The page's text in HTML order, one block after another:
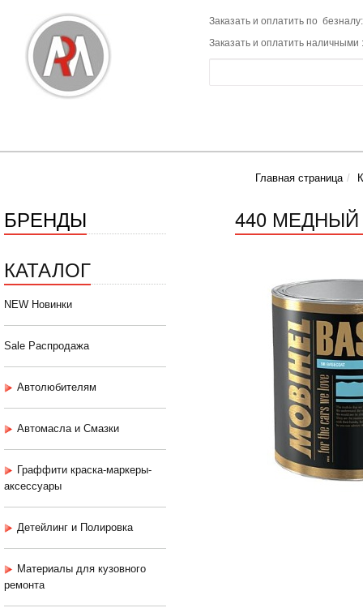
Заказать и оплатить по
Заказать и оплатить наличными
Главная страница
БРЕНДЫ
КАТАЛОГ
NEW Новинки
Sale Распродажа
Автолюбителям
Автомасла и Смазки
Граффити краска-маркеры-
аксессуары
Детейлинг и Полировка
Материалы для кузовного
ремонта
440 МЕДНЫЙ